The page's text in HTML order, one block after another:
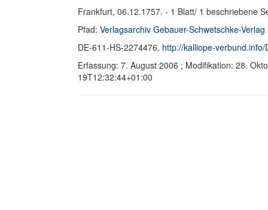
Frankfurt, 06.12.1757. - 1 Blatt/ 1 beschriebene
Pfad: Verlagsarchiv Gebauer-Schwetschke-Verlag
DE-611-HS-2274476, http://kalliope-
Erfassung: 7. August 2006 ; Modifikation: 28.
19T12:32:44+01:00